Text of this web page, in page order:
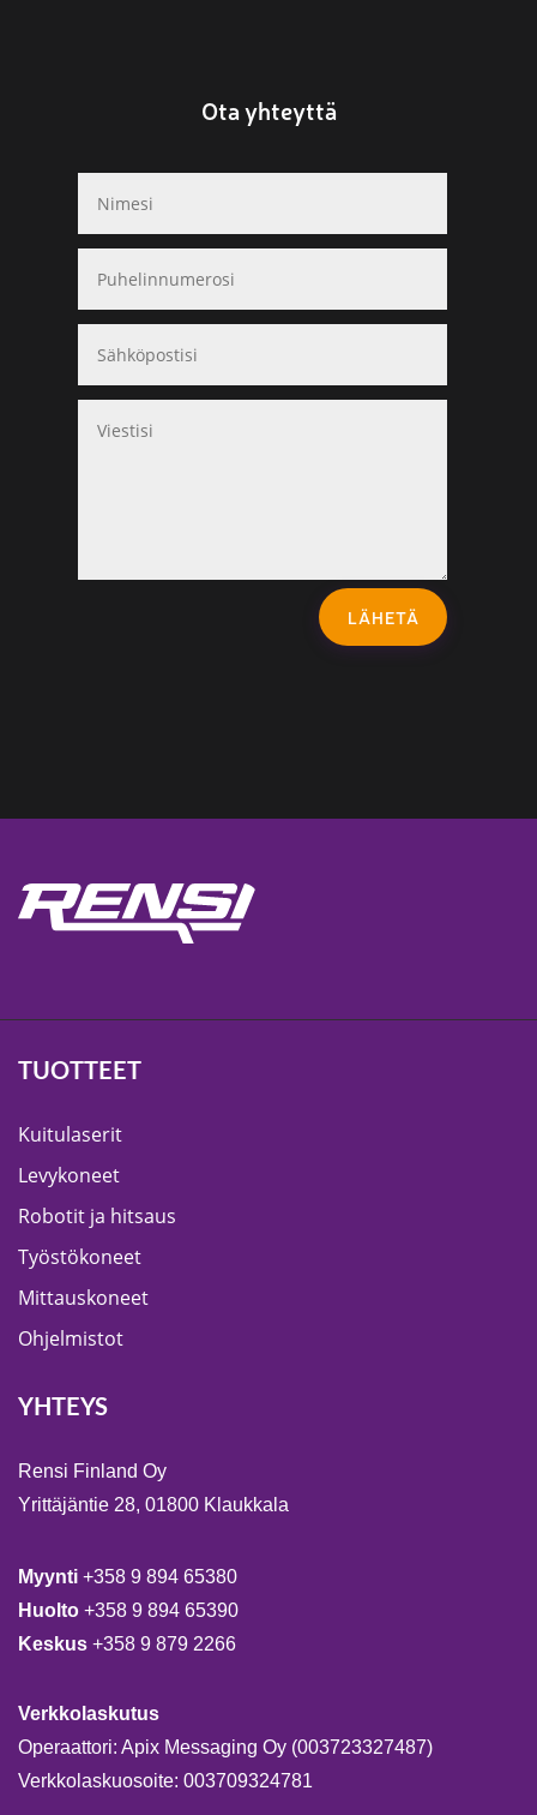
Ota yhteyttä
LÄHETÄ
TUOTTEET
Kuitulaserit
Levykoneet
Robotit ja hitsaus
Työstökoneet
Mittauskoneet
Ohjelmistot
YHTEYS
Rensi Finland Oy
Yrittäjäntie 28, 01800 Klaukkala
Myynti +358 9 894 65380
Huolto +358 9 894 65390
Keskus +358 9 879 2266
Verkkolaskutus
Operaattori: Apix Messaging Oy (003723327487)
Verkkolaskuosoite: 003709324781